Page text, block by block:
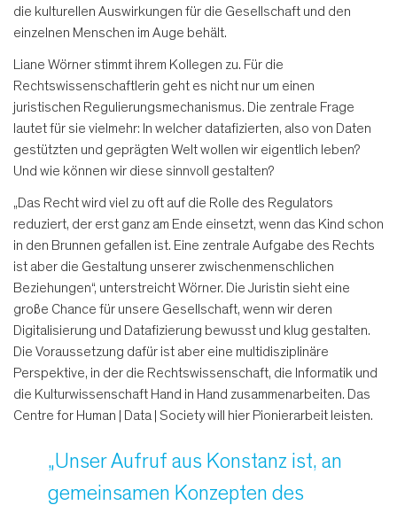
die kulturellen Auswirkungen für die Gesellschaft und den
einzelnen Menschen im Auge behält.
Liane Wörner stimmt ihrem Kollegen zu. Für die
Rechtswissenschaftlerin geht es nicht nur um einen
juristischen Regulierungsmechanismus. Die zentrale Frage
lautet für sie vielmehr: In welcher datafizierten, also von Daten
gestützten und geprägten Welt wollen wir eigentlich leben?
Und wie können wir diese sinnvoll gestalten?
„Das Recht wird viel zu oft auf die Rolle des Regulators
reduziert, der erst ganz am Ende einsetzt, wenn das Kind schon
in den Brunnen gefallen ist. Eine zentrale Aufgabe des Rechts
ist aber die Gestaltung unserer zwischenmenschlichen
Beziehungen“, unterstreicht Wörner. Die Juristin sieht eine
große Chance für unsere Gesellschaft, wenn wir deren
Digitalisierung und Datafizierung bewusst und klug gestalten.
Die Voraussetzung dafür ist aber eine multidisziplinäre
Perspektive, in der die Rechtswissenschaft, die Informatik und
die Kulturwissenschaft Hand in Hand zusammenarbeiten. Das
Centre for Human | Data | Society will hier Pionierarbeit leisten.
„Unser Aufruf aus Konstanz ist, an
gemeinsamen Konzepten des